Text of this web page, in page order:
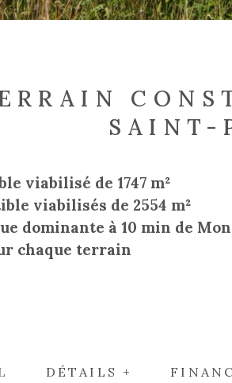
SAINT-
viabilisé de 1747 m²
viabilisés de 2554 m²
dominante à 10 min de
chaque terrain
DÉTAILS +